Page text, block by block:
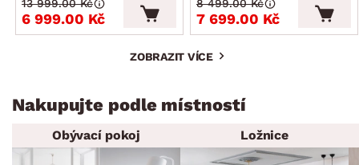
6 999.00 Kč
13 999.00 Kč
7 699.00 Kč
8 499.00 Kč
ZOBRAZIT VÍCE
Nakupujte podle místností
Obývací pokoj Ložnice